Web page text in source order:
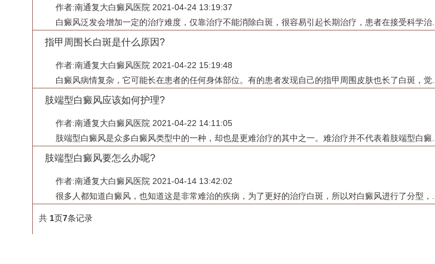
作者:南通复大白癜风医院 2021-04-24 13:19:37
白癜风泛发会增加一定的治疗难度，仅靠治疗不能消除白斑，很容易引起长期治疗，患者在接受科学治...
指甲周围长白斑是什么原因?
作者:南通复大白癜风医院 2021-04-22 15:19:48
白癜风病情复杂，它可能长在患者的任何身体部位。有的患者发现自己的指甲周围皮肤也长了白斑，觉...
肢端型白癜风应该如何护理?
作者:南通复大白癜风医院 2021-04-22 14:11:05
肢端型白癜风是众多白癜风类型中的一种，却也是更难治疗的其中之一。难治疗并不代表着肢端型白癜...
肢端型白癜风要怎么办呢?
作者:南通复大白癜风医院 2021-04-14 13:42:02
很多人都知道白癜风，也知道这是非常难治的疾病，为了更好的治疗白斑，所以对白癜风进行了分型，...
共 1页7条记录